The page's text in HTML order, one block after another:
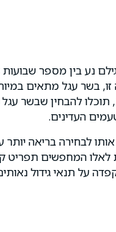
נע בין מספר
בשר עגל מתאים
תוכלו להבחין שבשר
העדינים.
לבחירה בריאה
המחפשים תפריט קל
על תנאי גידול